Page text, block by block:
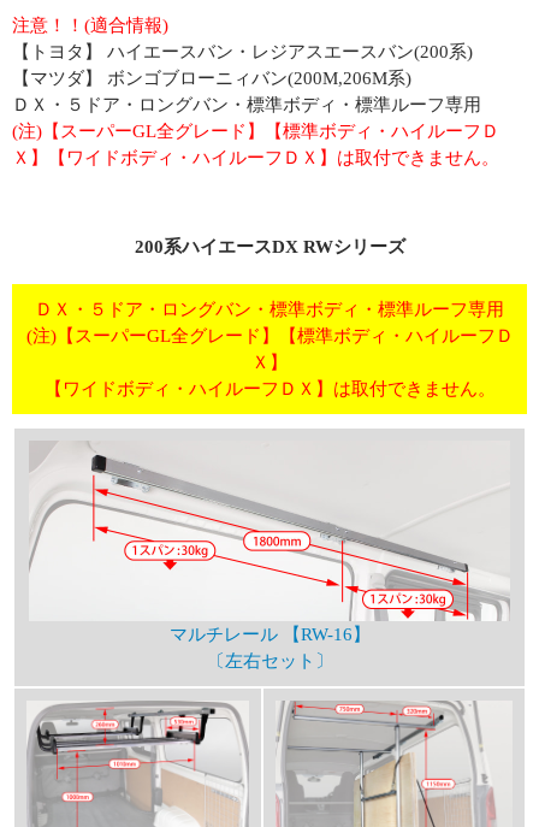
注意！！(適合情報)
【トヨタ】 ハイエースバン・レジアスエースバン(200系)
【マツダ】 ボンゴブローニィバン(200M,206M系)
ＤＸ・５ドア・ロングバン・標準ボディ・標準ルーフ専用
(注)【スーパーGL全グレード】【標準ボディ・ハイルーフＤ
Ｘ】【ワイドボディ・ハイルーフＤＸ】は取付できません。
200系ハイエースDX RWシリーズ
ＤＸ・５ドア・ロングバン・標準ボディ・標準ルーフ専用
(注)【スーパーGL全グレード】【標準ボディ・ハイルーフＤ
Ｘ】
【ワイドボディ・ハイルーフＤＸ】は取付できません。
マルチレール 【RW-16】
〔左右セット〕